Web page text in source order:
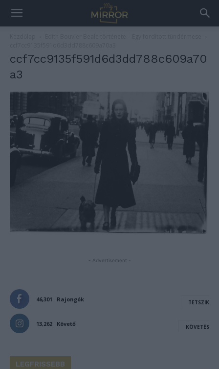
ccf7cc9135f591d6d3dd788c609a70
a3
- Advertisement -
46,301 Rajongók TETSZIK
13,262 Követő KÖVETÉS
LEGFRISSEBB